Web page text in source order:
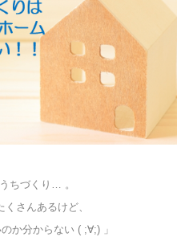
ちづくり… 。
くさんあるけど、
か分からない ( ;∀;) 」